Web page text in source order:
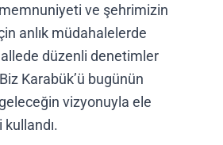
ve şehrimizin
anlık müdahalelerde
düzenli denetimler
Karabük’ü bugünün
vizyonuyla ele
kullandı.